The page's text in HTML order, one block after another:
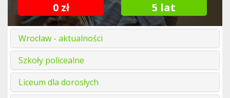
0 zł
5 lat
Wrocław - aktualności
Szkoły policealne
Liceum dla dorosłych